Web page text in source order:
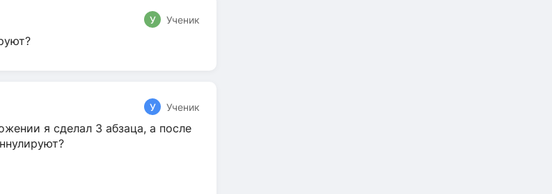
У Ученик
У Ученик
я сделал 3 абзаца, а после